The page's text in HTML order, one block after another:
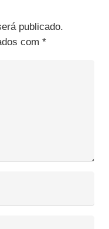
publicado.
com *